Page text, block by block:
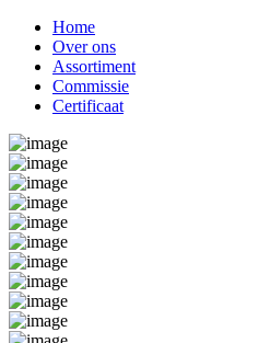
Home
Over ons
Assortiment
Commissie
Certificaat